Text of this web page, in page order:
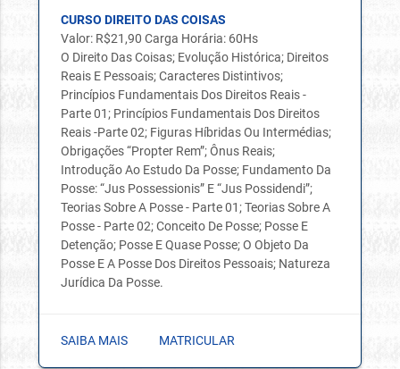
CURSO DIREITO DAS COISAS
Valor: R$21,90 Carga Horária: 60Hs
O Direito Das Coisas; Evolução Histórica; Direitos
Reais E Pessoais; Caracteres Distintivos;
Princípios Fundamentais Dos Direitos Reais -
Parte 01; Princípios Fundamentais Dos Direitos
Reais -Parte 02; Figuras Híbridas Ou Intermédias;
Obrigações “Propter Rem”; Ônus Reais;
Introdução Ao Estudo Da Posse; Fundamento Da
Posse: “Jus Possessionis” E “Jus Possidendi”;
Teorias Sobre A Posse - Parte 01; Teorias Sobre A
Posse - Parte 02; Conceito De Posse; Posse E
Detenção; Posse E Quase Posse; O Objeto Da
Posse E A Posse Dos Direitos Pessoais; Natureza
Jurídica Da Posse.
SAIBA MAIS MATRICULAR